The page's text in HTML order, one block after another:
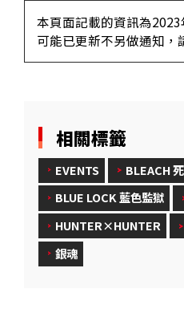
本頁面記載的資訊為
可能已更新不另做通知，
相關標籤
EVENTS
BLEACH
BLUE LOCK 藍色監獄
HUNTER×HUNTER
銀魂